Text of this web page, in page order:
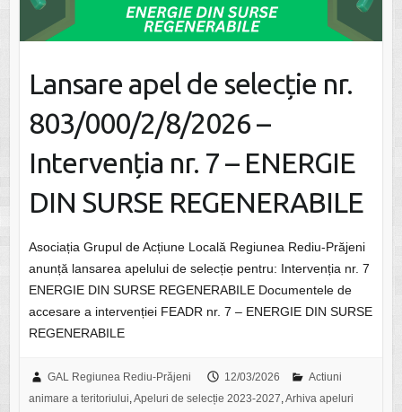
Lansare apel de selecție nr.
803/000/2/8/2026 –
Intervenția nr. 7 – ENERGIE
DIN SURSE REGENERABILE
Asociația Grupul de Acțiune Locală Regiunea Rediu-Prăjeni
anunță lansarea apelului de selecție pentru: Intervenția nr. 7
ENERGIE DIN SURSE REGENERABILE Documentele de
accesare a intervenției FEADR nr. 7 – ENERGIE DIN SURSE
REGENERABILE
GAL Regiunea Rediu-Prăjeni 12/03/2026
Actiuni
animare a teritoriului,Apeluri de selecție 2023-2027,Arhiva apeluri